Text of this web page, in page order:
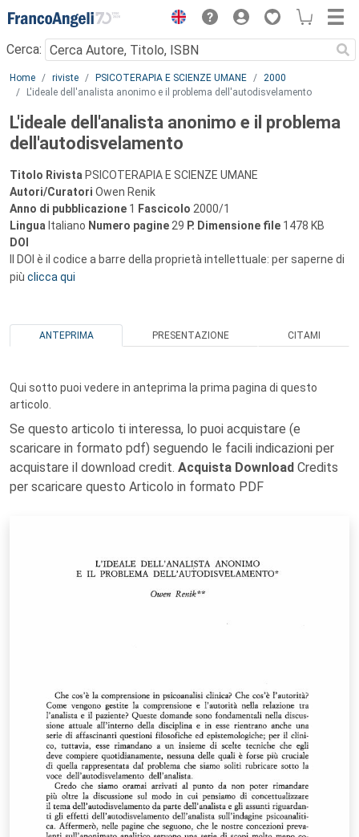
Menu
Cerca:
Main content
Home riviste PSICOTERAPIA E SCIENZE UMANE
2000
L'ideale dell'analista anonimo e il problema dell'autodisvelamento
L'ideale dell'analista anonimo e il problema
dell'autodisvelamento
Titolo Rivista PSICOTERAPIA E SCIENZE UMANE
Autori/Curatori Owen Renik
Anno di pubblicazione 1 Fascicolo 2000/1
Lingua Italiano Numero pagine 29 P. Dimensione file 1478 KB
DOI
Il DOI è il codice a barre della proprietà intellettuale: per saperne di
più clicca qui
ANTEPRIMA PRESENTAZIONE CITAMI
Qui sotto puoi vedere in anteprima la prima pagina di questo
articolo.
Se questo articolo ti interessa, lo puoi acquistare (e
scaricare in formato pdf) seguendo le facili indicazioni per
acquistare il download credit. Acquista Download Credits
per scaricare questo Articolo in formato PDF